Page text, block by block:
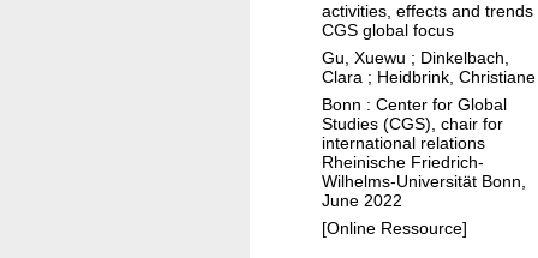
'
s
e
n
g
a
g
e
m
activities, effects and trends
CGS global focus
Gu, Xuewu ; Dinkelbach,
Clara ; Heidbrink, Christiane
Bonn : Center for Global
Studies (CGS), chair for
international relations
Rheinische Friedrich-
Wilhelms-Universität Bonn,
June 2022
[Online Ressource]